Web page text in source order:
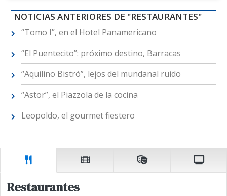
NOTICIAS ANTERIORES DE "RESTAURANTES"
“Tomo I”, en el Hotel Panamericano
“El Puentecito”: próximo destino, Barracas
“Aquilino Bistró”, lejos del mundanal ruido
“Astor”, el Piazzola de la cocina
Leopoldo, el gourmet fiestero
Restaurantes